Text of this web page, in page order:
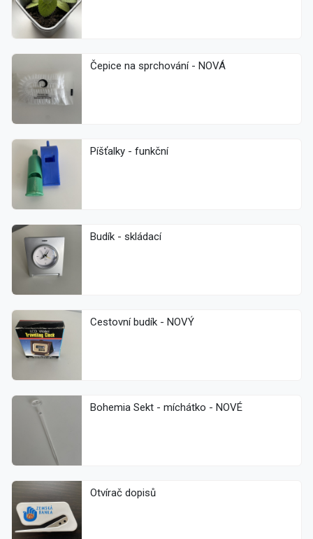
Čepice na sprchování - NOVÁ
Píšťalky - funkční
Budík - skládací
Cestovní budík - NOVÝ
Bohemia Sekt - míchátko - NOVÉ
Otvírač dopisů